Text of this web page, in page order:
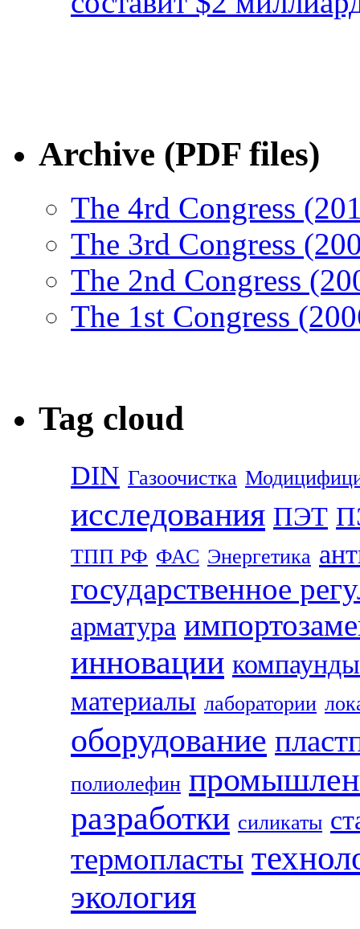
Archive (PDF files)
The 4rd Congress
The 3rd Congress
The 2nd Congress
The 1st Congress
Tag cloud
DIN Газоочистка
исследования ПЭТ
ТПП РФ ФАС Энергетика
государственное
арматура
инновации компаунды
материалы лаборатории
оборудование
полиолефин
разработки силикаты
термопласты
экология